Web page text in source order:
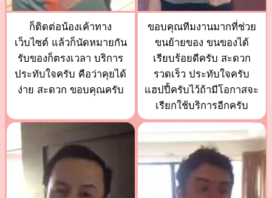
ก็ติดต่อน้องเค้าทาง
เว็บไซต์ แล้วก็นัดหมายกัน
รับของก็ตรงเวลา บริการ
ประทับใจครับ คือว่าคุยได้
ง่าย สะดวก ขอบคุณครับ
ขอบคุณทีมงานมากที่ช่วย
ขนย้ายของ ขนของได้
เรียบร้อยดีครับ สะดวก
รวดเร็ว ประทับใจครับ
แฮปปี้ครับไว้ถ้ามีโอกาสจะ
เรียกใช้บริการอีกครับ